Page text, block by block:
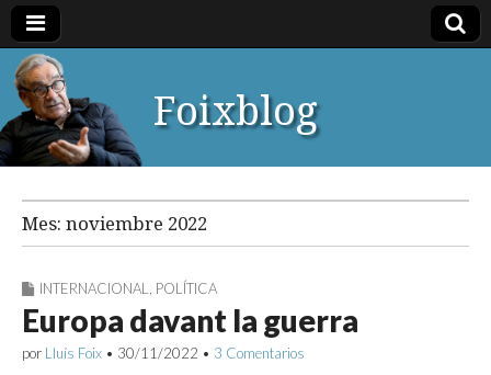
Foixblog
Mes: noviembre 2022
INTERNACIONAL POLÍTICA
Europa davant la guerra
por Lluís Foix • 30/11/2022 • 3 Comentarios